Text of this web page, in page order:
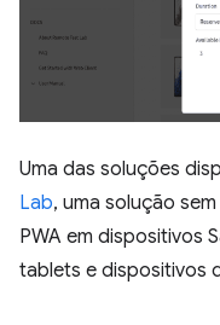
Uma das soluções
Lab, uma solução
PWA em dispositivos
tablets e dispositivos